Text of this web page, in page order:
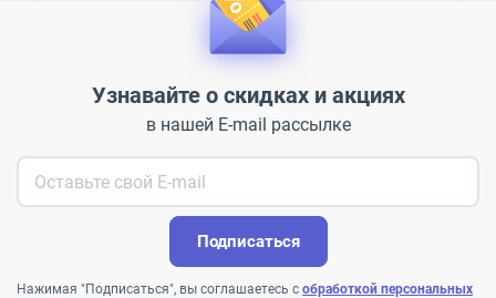
Узнавайте о скидках и акциях
в нашей E-mail рассылке
Подписаться
Нажимая "Подписаться", вы соглашаетесь с обработкой персональных